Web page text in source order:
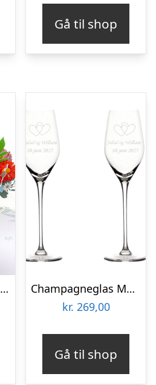
Gå til shop
Pop up-kort – Blomsterbuket
Champagneglas Med Gravering Til Bryllup 2 Stk – Aida Passion Connoisseur
kr. 269,00
Gå til shop